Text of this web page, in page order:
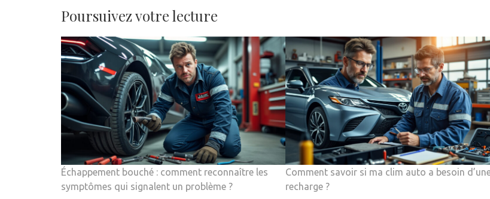
Poursuivez votre lecture
Échappement bouché : comment reconnaître les
symptômes qui signalent un problème ?
Comment savoir si ma clim auto a besoin
recharge ?